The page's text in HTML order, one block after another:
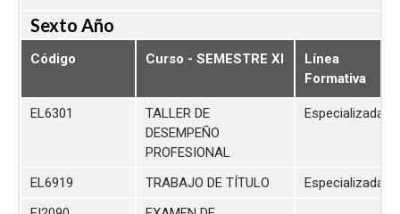
Sexto Año
Código Curso - SEMESTRE XI
Línea
Formativa
EL6301
TALLER DE
DESEMPEÑO
PROFESIONAL
Especializada
EL6919 TRABAJO DE TÍTULO
Especializada